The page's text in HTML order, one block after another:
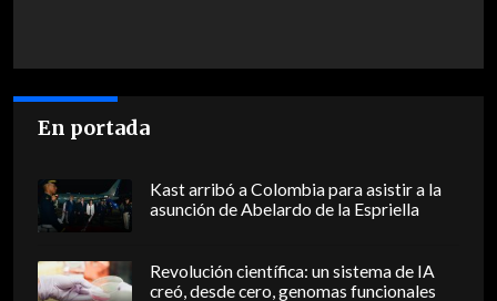
En portada
Kast arribó a Colombia para asistir a la
asunción de Abelardo de la Espriella
Revolución científica: un sistema de IA
creó, desde cero, genomas funcionales